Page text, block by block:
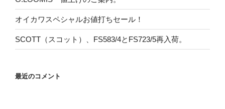
オイカワスペシャルお値打ちセール！
SCOTT（スコット）、FS583/4とFS723/5再入荷。
最近のコメント